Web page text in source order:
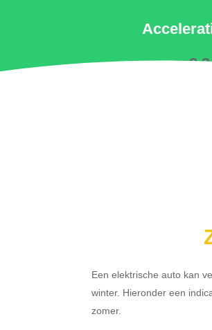
Een elektrische auto kan
winter. Hieronder een
zomer.